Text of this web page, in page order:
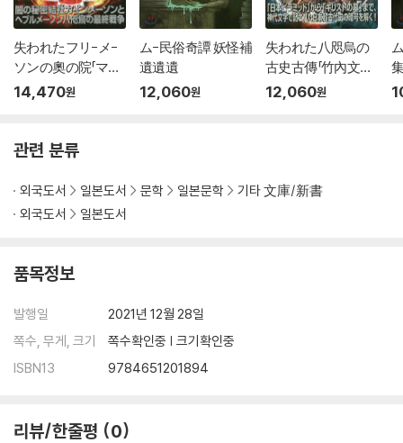
失われたフリ-メ-
ソンの奧の院「マン
島」
14,470원
ム-民俗奇譚 妖怪補
遺遺遺
12,060원
失われた八咫烏の
古史古傳「竹內文書」
の謎
12,060원
관련 분류
외국도서 일본도서 문학 일본문학
기타 文庫/新書
외국도서
일본도서
품목정보
발행일
2021년 12월 28일
쪽수, 무게, 크기
쪽수확인중 | 크기확인중
ISBN13
9784651201894
리뷰/한줄평 0